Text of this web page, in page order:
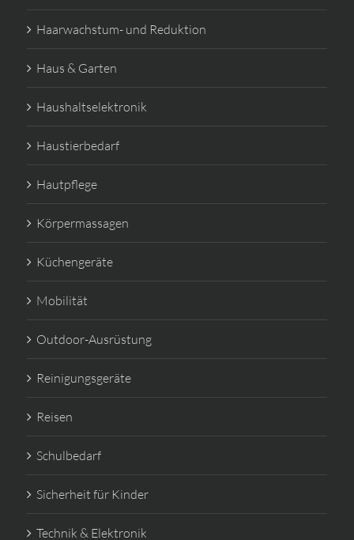
Haarwachstum- und Reduktion
Haus & Garten
Haushaltselektronik
Haustierbedarf
Hautpflege
Körpermassagen
Küchengeräte
Mobilität
Outdoor-Ausrüstung
Reinigungsgeräte
Reisen
Schulbedarf
Sicherheit für Kinder
Technik & Elektronik